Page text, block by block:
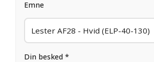
Emne
Din besked *